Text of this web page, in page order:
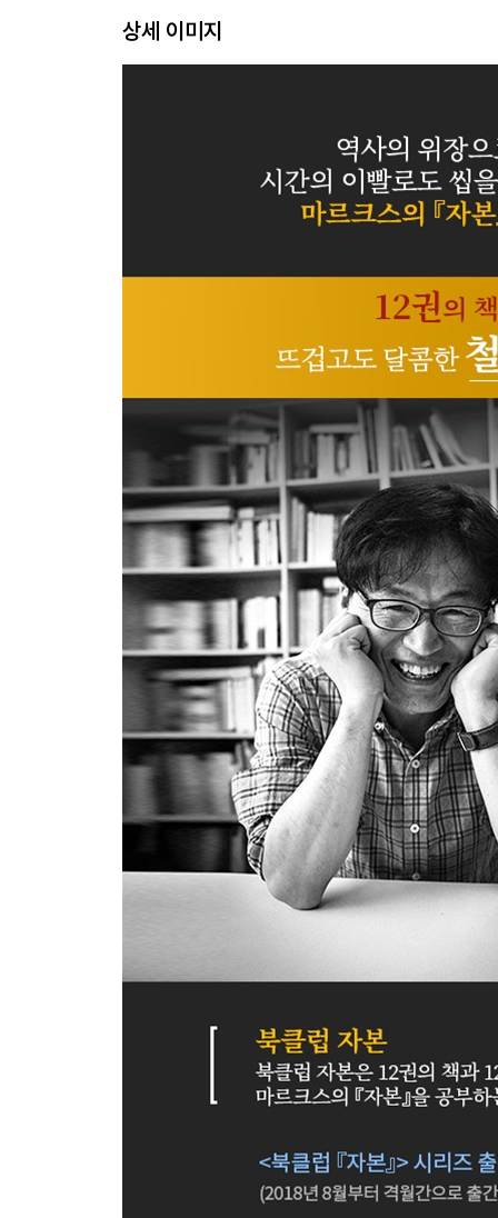
6 비판 ① 정치경제학의 역사성
· 겉모습만 대강 보는 사람들 · ‘천재’가 보지 못한 ‘
7 비판 ② 정치경제학의 당파성
· ‘비판’은 ‘혁명’이다 · 파르티잔이면서 아르티잔이
· 견해에는 색조가 있다 · 당파성은 구호가 아니다
8 『자본』이 독자에게 요구하는 것
9 『자본』에 적용된 ‘나 자신의’ 방법
· ‘나 자신의 방법’ · 모순보다 심오한 역설
· 패러디 혹은 희극적 결별
10 추리소설 같은 『자본』, 탐정 마르크스
· 『자본』이 추적하는 완전범죄 · 『자본』의 의
부록노트
· I ‘자본주의’라는 말
· II 『자본』의 최초 번역본은 러시아에서
· III ‘비판’이란 무엇인가
주
상세 이미지